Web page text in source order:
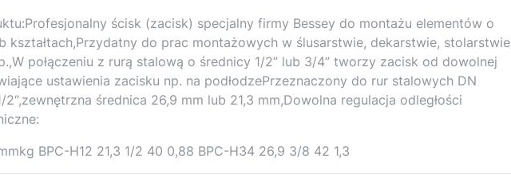
ścisk (zacisk) specjalny firmy Bessey do montażu elementów o
kształtach,Przydatny do prac montażowych w ślusarstwie, dekarstwie, stolarstwie
połączeniu z rurą stalową o średnicy 1/2” lub 3/4” tworzy zacisk od dowolnej
ustawienia zacisku np. na podłodzePrzeznaczony do rur stalowych DN
2“,zewnętrzna średnica 26,9 mm lub 21,3 mm,Dowolna regulacja odległości
BPC-H12 21,3 1/2 40 0,88 BPC-H34 26,9 3/8 42 1,3